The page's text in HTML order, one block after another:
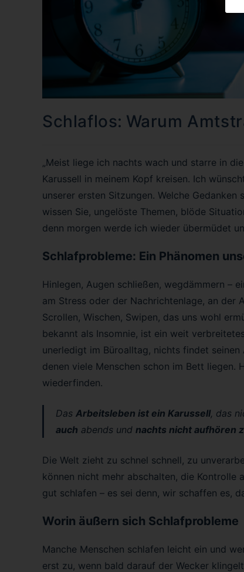
Schlaflos: Warum
„Meist liege ich nachts wach und starre in
Karussell in meinem Kopf kreisen. Ich
unserer ersten Sitzungen. Welche
wissen Sie, ungelöste Themen, blöde
denn morgen werde ich wieder übermüdet
Schlafprobleme: Ein Phänomen
Hinlegen, Augen schließen, wegdämmern –
am Stress oder der Nachrichtenlage, an der
Scrollen, Wischen, Swipen, das uns wohl
bekannt als Insomnie, ist ein weit
unerledigt im Büroalltag, nichts findet
denen viele Menschen schon im Bett liegen.
wiederfinden.
Das Arbeitsleben ist ein Karussell , das
auch abends und nachts nicht aufhören
Die Welt zieht zu schnel schnell, zu
können nicht mehr abschalten, die Kontrolle
gut schlafen – es sei denn, wir schaffen es,
Worin äußern sich Schlafprobleme
Manche Menschen schlafen leicht ein und
erst zu, wenn bald darauf der Wecker